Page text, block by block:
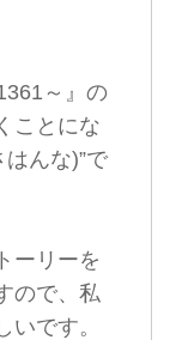
～』の
ことにな
んな)”で
ーリーを
ので、私
です。